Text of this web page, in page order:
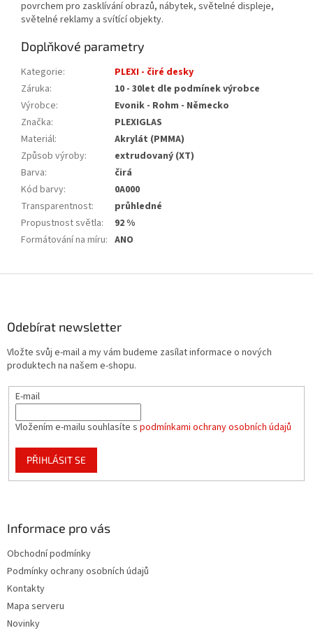
povrchem pro zasklívání obrazů, nábytek, světelné displeje,
světelné reklamy a svítící objekty.
Doplňkové parametry
Kategorie:
PLEXI - čiré desky
Záruka:
10 - 30let dle podmínek výrobce
Výrobce:
Evonik - Rohm - Německo
Značka:
PLEXIGLAS
Materiál:
Akrylát (PMMA)
Způsob výroby:
extrudovaný (XT)
Barva:
čirá
Kód barvy:
0A000
Transparentnost:
průhledné
Propustnost světla:
92 %
Formátování na míru: ANO
Odebírat newsletter
Vložte svůj e-mail a my vám budeme zasílat informace o nových
produktech na našem e-shopu.
E-mail
Vložením e-mailu souhlasíte s podmínkami ochrany osobních údajů
PŘIHLÁSIT SE
Informace pro vás
Obchodní podmínky
Podmínky ochrany osobních údajů
Kontakty
Mapa serveru
Novinky